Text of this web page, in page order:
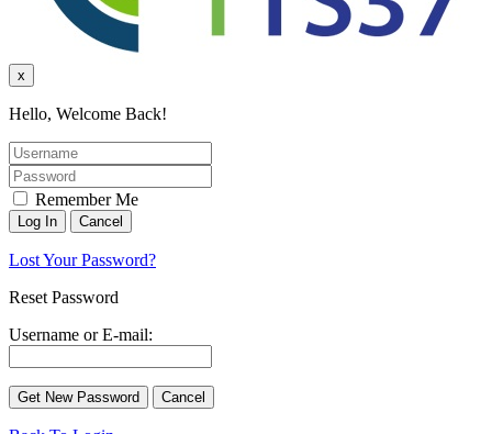
x
Hello, Welcome Back!
Remember Me
Lost Your Password?
Reset Password
Username or E-mail: